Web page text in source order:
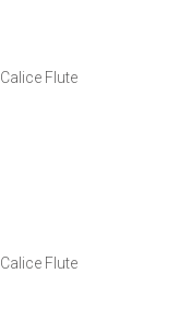
Calice Flute
Calice Flute